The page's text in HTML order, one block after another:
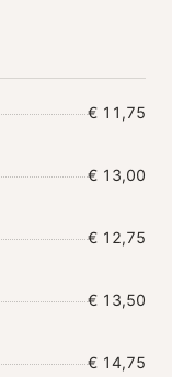
€ 11,75
€ 13,00
€ 12,75
€ 13,50
€ 14,75